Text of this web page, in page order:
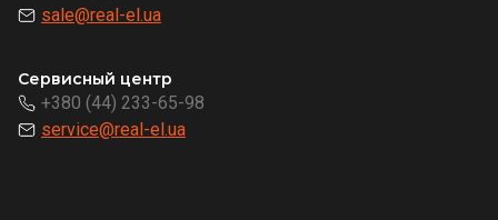
sale@real-el.ua
Сервисный центр
+380 (44) 233-65-98
service@real-el.ua